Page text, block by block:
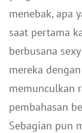
menebak, apa
saat pertama
berbusana
mereka
memunculkan
pembahasan
Sebagian pun